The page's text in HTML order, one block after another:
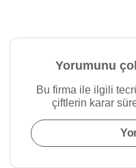
Yorumunu
Bu firma ile ilgili
çiftlerin karar